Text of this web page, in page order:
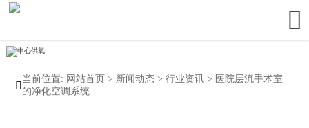


当前位置: 网站首页 > 新闻动态> 行业资讯> 医院层流手术室
的净化空调系统